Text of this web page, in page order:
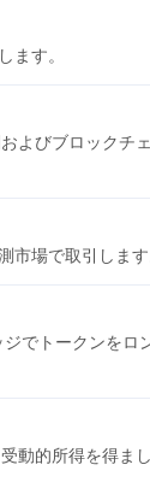
ます。
よびブロックチ
市場で取引します
でトークンをロ
動的所得を得まし